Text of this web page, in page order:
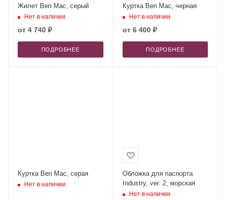
Жилет Ben Mac, серый
Нет в наличии
от 4 740 ₽
ПОДРОБНЕЕ
Куртка Ben Mac, черная
Нет в наличии
от 6 400 ₽
ПОДРОБНЕЕ
Куртка Ben Mac, серая
Нет в наличии
Обложка для паспорта
Industry, ver. 2, морская
Нет в наличии